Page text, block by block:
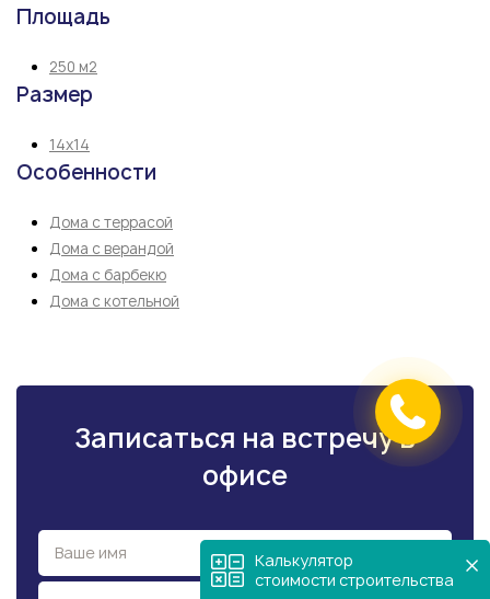
Калькулятор
стоимости строительства
Площадь
250 м2
Размер
14х14
Особенности
Дома с террасой
Дома с верандой
Дома с барбекю
Дома с котельной
Записаться на встречу в
офисе